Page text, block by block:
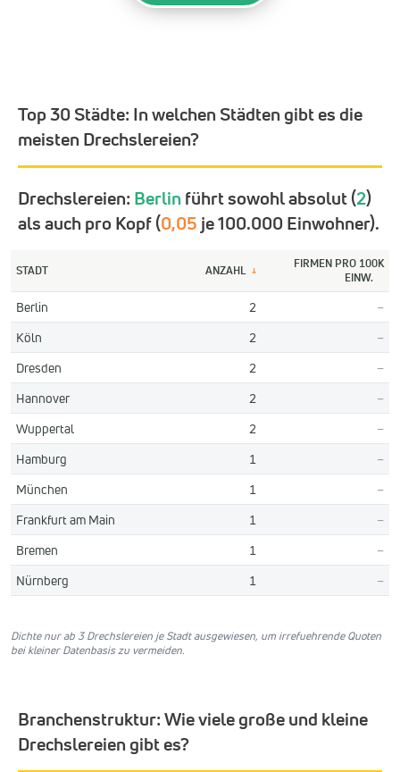
Top 30 Städte: In welchen Städten gibt es die
meisten Drechslereien?
Drechslereien: Berlin führt sowohl absolut (2)
als auch pro Kopf (0,05 je 100.000 Einwohner).
STADT ANZAHL ↓
FIRMEN PRO 100K
EINW.
Berlin 2
–
Köln
2
–
Dresden
2
–
Hannover
2
–
Wuppertal
2
–
Hamburg
1
–
München
1
–
Frankfurt am Main
1
–
Bremen
1
–
Nürnberg
1 –
Dichte nur ab 3 Drechslereien je Stadt ausgewiesen, um irrefuehrende Quoten
bei kleiner Datenbasis zu vermeiden.
Branchenstruktur: Wie viele große und kleine
Drechslereien gibt es?